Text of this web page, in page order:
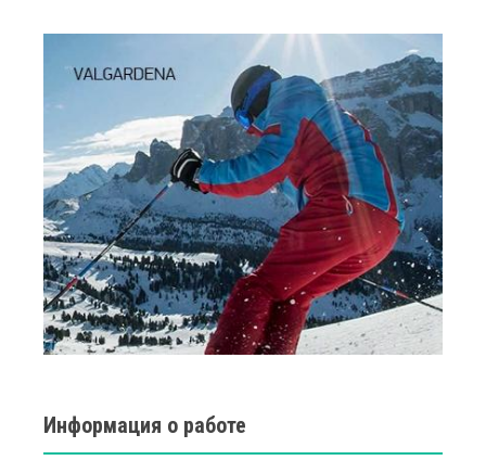
Информация о работе